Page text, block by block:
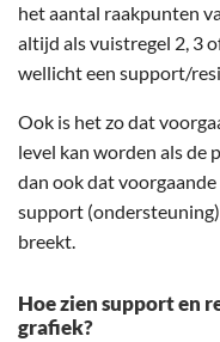
het aantal raakpunten
altijd als vuistregel 2, 3
wellicht een support/
Ook is het zo dat
level kan worden als de
dan ook dat
support
breekt.
Hoe zien support en
grafiek?